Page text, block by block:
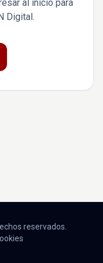
al inicio para
Digital.
reservados.